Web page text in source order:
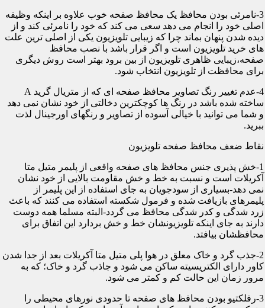
3-نامرئی بودن محافظ یک محافظ صفحه خوب علاوه بر اینکه وظیفه
اصلی خود را انجام می دهد سعی می کند که خود را نامرئی کند و از
دیده شدن پنهان بماند چرا که زیبایی تلویزیون یکی از اصلی ترین علت
های خرید تلویزیون است و اگر قرار باشد با نصب محافظ
صفحه،زیبایی ظاهری تلویزیون از بین برود بهتر است روش دیگری
برای محافظت از تلویزیون انتخاب شود.
4-عدم تغییر رنگ تصاویر محافظ صفحه ای که از متریال گرید A
ساخته شده باشد در رنگ ها کوچکترین دخالتی از خود نشان نمی دهد
و شما می توانید با خیالی آسوده از تصاویر و رنگهای اورجینال لذت
ببرید.
نقاط ضعف محافظ صفحه تلویزیون
1-خش پذیری جنس محافظ های صفحه واقعی از پلیمر متیل متا
آکریلات است و نسبت به خط و خش مقاومت بالایی از خود نشان
نمی دهد-بسیاری از سودجویان به جای استفاده از این پلیمر از
پلیمرهای بازیافت شده و فرمول شکسته استفاده می کنند که باعث
زرد شدگی و کدر شدگی محافظ می گردد-البته مسلما همه دوست
دارند به جای اینکه تلویزیونشان خط و خش بردارد این اتفاق برای
محافظشان بیافتد.
2-جذب گرد و خاک معلق در هوا پلی متیل متا آکریلات بعد از جدا شدن
کاور دارای الکتریسیته ساکن می شود و جاذب گرد و خاک؛ که به
مرور زمان این حالت کم و کمتر می شود.
3-رفلکتیو بودن محافظ های صفحه تا حدودی نورهای محیطی را